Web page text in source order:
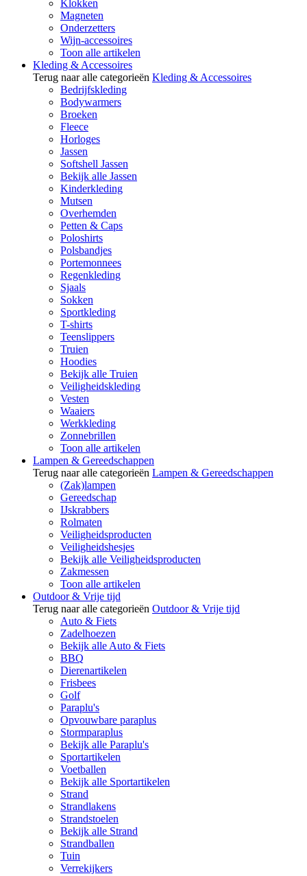
Klokken
Magneten
Onderzetters
Wijn-accessoires
Toon alle artikelen
Kleding & Accessoires
Terug naar alle categorieën Kleding & Accessoires
Bedrijfskleding
Bodywarmers
Broeken
Fleece
Horloges
Jassen
Softshell Jassen
Bekijk alle Jassen
Kinderkleding
Mutsen
Overhemden
Petten & Caps
Poloshirts
Polsbandjes
Portemonnees
Regenkleding
Sjaals
Sokken
Sportkleding
T-shirts
Teenslippers
Truien
Hoodies
Bekijk alle Truien
Veiligheidskleding
Vesten
Waaiers
Werkkleding
Zonnebrillen
Toon alle artikelen
Lampen & Gereedschappen
Terug naar alle categorieën Lampen & Gereedschappen
(Zak)lampen
Gereedschap
IJskrabbers
Rolmaten
Veiligheidsproducten
Veiligheidshesjes
Bekijk alle Veiligheidsproducten
Zakmessen
Toon alle artikelen
Outdoor & Vrije tijd
Terug naar alle categorieën Outdoor & Vrije tijd
Auto & Fiets
Zadelhoezen
Bekijk alle Auto & Fiets
BBQ
Dierenartikelen
Frisbees
Golf
Paraplu's
Opvouwbare paraplus
Stormparaplus
Bekijk alle Paraplu's
Sportartikelen
Voetballen
Bekijk alle Sportartikelen
Strand
Strandlakens
Strandstoelen
Bekijk alle Strand
Strandballen
Tuin
Verrekijkers